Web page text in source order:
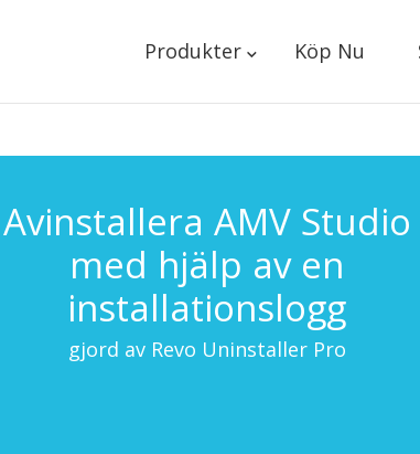
Produkter Köp Nu
Avinstallera AMV Studio
med hjälp av en
installationslogg
gjord av Revo Uninstaller Pro